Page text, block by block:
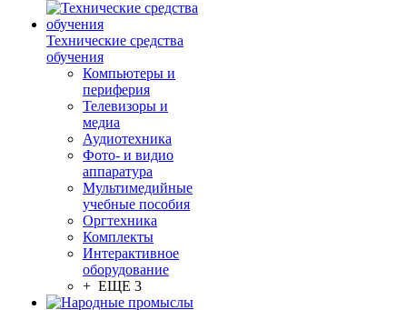
Технические средства
обучения
Компьютеры и
периферия
Телевизоры и
медиа
Аудиотехника
Фото- и видио
аппаратура
Мультимедийные
учебные пособия
Оргтехника
Комплекты
Интерактивное
оборудование
+ ЕЩЕ 3